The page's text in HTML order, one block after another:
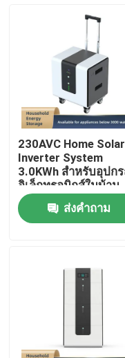
บ้าน
230AVC Home Solar
Inverter System
3.0KWh สําหรับอุปก
อิเล็กทรอนิกส์ในบ้าน
ส่งคำถาม